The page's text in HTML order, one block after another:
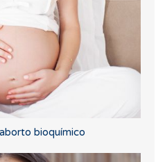
bioquímico